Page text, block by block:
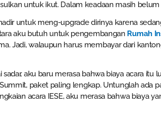
untuk ikut. Dalam keadaan masih
untuk meng-upgrade dirinya karena
aku butuh untuk pengembangan Rumah
Jadi, walaupun harus membayar dari
aku baru merasa bahwa biaya acara
paket paling lengkap. Untunglah ada
acara IESE, aku merasa bahwa biaya